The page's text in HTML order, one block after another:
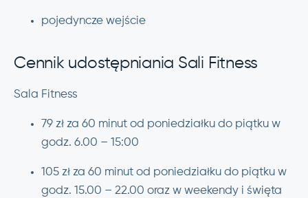
pojedyncze wejście
Cennik udostępniania Sali Fitness
Sala Fitness
79 zł za 60 minut od poniedziałku do piątku w
godz. 6.00 – 15:00
105 zł za 60 minut od poniedziałku do piątku w
godz. 15.00 – 22.00 oraz w weekendy i święta